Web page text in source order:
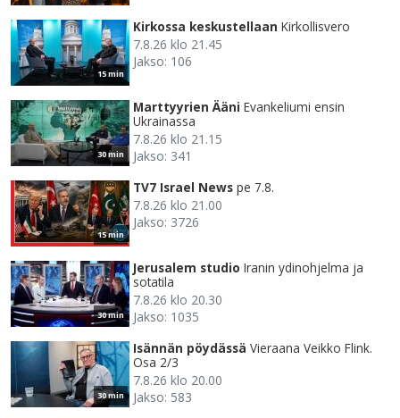
15 min
Kirkossa keskustellaan Kirkollisvero
7.8.26 klo 21.45
Jakso: 106
30 min
Marttyyrien Ääni Evankeliumi ensin
Ukrainassa
7.8.26 klo 21.15
Jakso: 341
15 min
TV7 Israel News pe 7.8.
7.8.26 klo 21.00
Jakso: 3726
30 min
Jerusalem studio Iranin ydinohjelma ja
sotatila
7.8.26 klo 20.30
Jakso: 1035
30 min
Isännän pöydässä Vieraana Veikko Flink.
Osa 2/3
7.8.26 klo 20.00
Jakso: 583